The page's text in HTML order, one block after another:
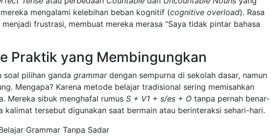
mengalami kelebihan beban kognitif (cognitive overload). Rasa
frustrasi, membuat mereka merasa “Saya tidak pintar bahasa
Praktik yang Membingungkan
soal pilihan ganda grammardengan sempurna di sekolah dasar, namun
Mengapa? Karena metode belajar tradisional sering memisahkan
Mereka sibuk menghafal rumus S + V1 + s/es + O tanpa pernah benar-
kalimat tersebut digunakan saat bermain atau berinteraksi sehari-hari.